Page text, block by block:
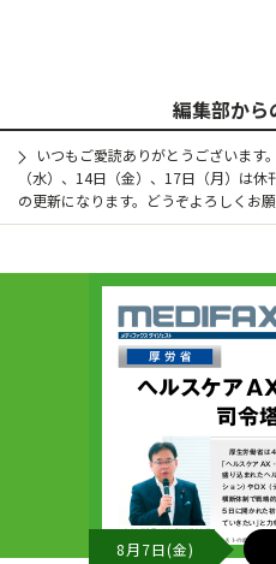
編集部から
いつもご愛読ありがとうございます
（水）、14日（金）、17日（月）は
の更新になります。どうぞよろしくお願
8月7日(金)